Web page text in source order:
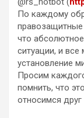
По каждому
правозащитные
что
ситуации, и
установление
Просим
помнить, что
относимся друг